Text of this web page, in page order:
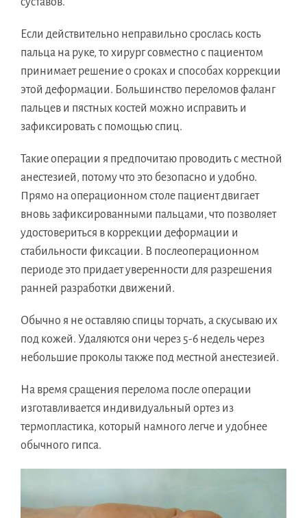
Если действительно неправильно срослась кость
пальца на руке, то хирург совместно с пациентом
принимает решение о сроках и способах коррекции
этой деформации. Большинство переломов фаланг
пальцев и пястных костей можно исправить и
зафиксировать с помощью спиц.
Такие операции я предпочитаю проводить с местной
анестезией, потому что это безопасно и удобно.
Прямо на операционном столе пациент двигает
вновь зафиксированными пальцами, что позволяет
удостовериться в коррекции деформации и
стабильности фиксации. В послеоперационном
периоде это придает уверенности для разрешения
ранней разработки движений.
Обычно я не оставляю спицы торчать, а скусываю их
под кожей. Удаляются они через 5-6 недель через
небольшие проколы также под местной анестезией.
На время сращения перелома после операции
изготавливается индивидуальный ортез из
термопластика, который намного легче и удобнее
обычного гипса.